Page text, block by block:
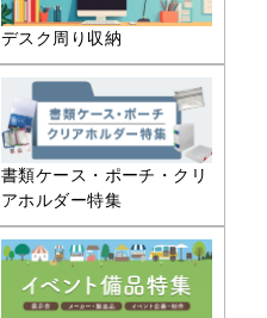
デスク周り収納
書類ケース・ポーチ・クリ
アホルダー特集